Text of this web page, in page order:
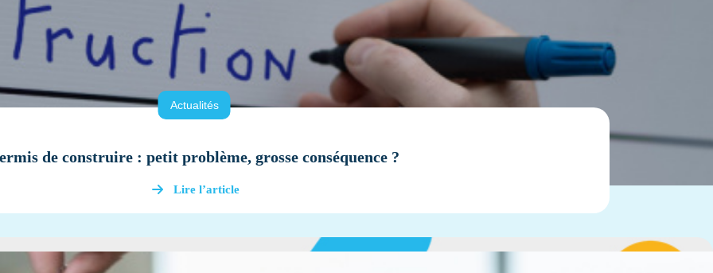
Actualités
de construire : petit problème, grosse conséquence ?
Lire l’article